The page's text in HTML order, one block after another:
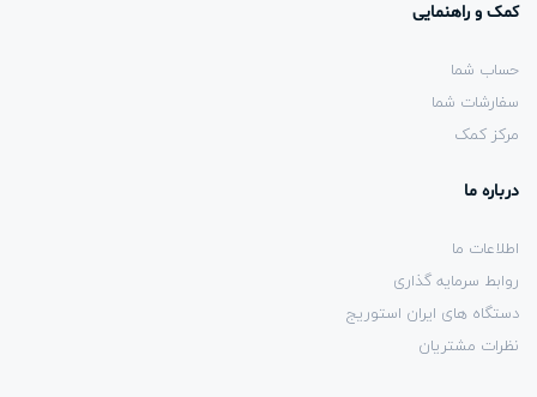
کمک و راهنمایی
حساب شما
سفارشات شما
مرکز کمک
درباره ما
اطلاعات ما
روابط سرمایه گذاری
دستگاه های ایران استوریج
نظرات مشتریان